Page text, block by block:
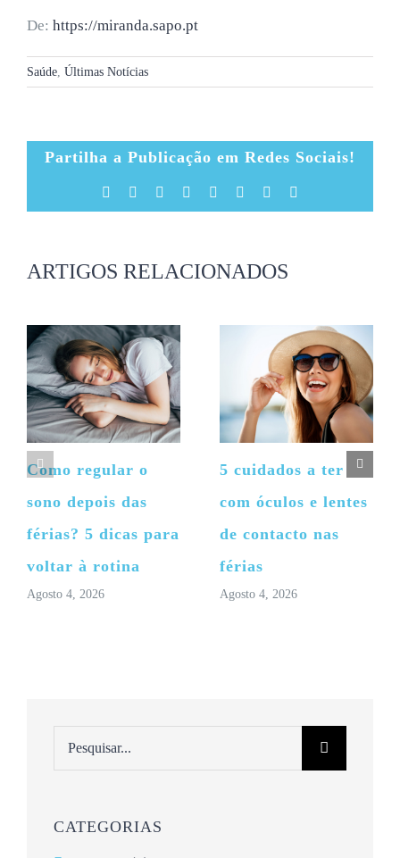
De: https://miranda.sapo.pt
Saúde Últimas Notícias
Partilha a Publicação em Redes Sociais!
Facebook Reddit LinkedIn
TumblrPinterest
ARTIGOS RELACIONADOS
Como regular o
sono depois das
férias? 5 dicas para
voltar à rotina
Agosto 4, 2026
5 cuidados a ter
com óculos e lentes
de contacto nas
férias
Agosto 4, 2026
CATEGORIAS